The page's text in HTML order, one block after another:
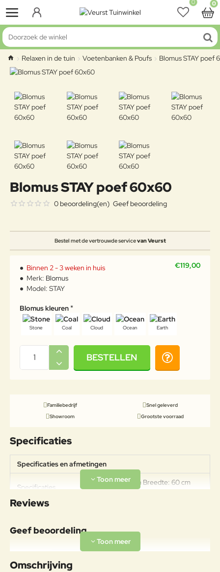
0 0
Doorzoek de winkel
home
Relaxen in de tuin Voetenbanken & Poufs Blomus STAY poef
Blomus STAY poef 60x60
Bestel met de vertrouwde servicevan Veurst
0 beoordeling(en) Geef beoordeling
€119,00
Binnen 2 - 3 weken in huis
Merk: Blomus
Model: STAY
Blomus kleuren
Stone Coal Cloud Ocean Earth
BESTELLEN
Familiebedrijf
Snel geleverd
Showroom
Grootste voorraad
Specificaties
Specificaties en afmetingen
Specificaties
Hoogte: 33 cm Breedte: 60 cm
Lengte: 60 cm
Reviews
Geef beoordeling
Uw naam:
Omschrijving